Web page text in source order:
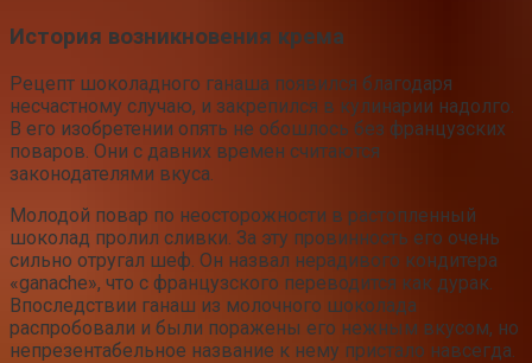
История возникновения крема
Рецепт шоколадного ганаша появился благодаря
несчастному случаю, и закрепился в кулинарии надолго.
В его изобретении опять не обошлось без французских
поваров. Они с давних времен считаются
законодателями вкуса.
Молодой повар по неосторожности в растопленный
шоколад пролил сливки. За эту провинность его очень
сильно отругал шеф. Он назвал нерадивого кондитера
«ganache», что с французского переводится как дурак.
Впоследствии ганаш из молочного шоколада
распробовали и были поражены его нежным вкусом, но
непрезентабельное название к нему пристало навсегда.